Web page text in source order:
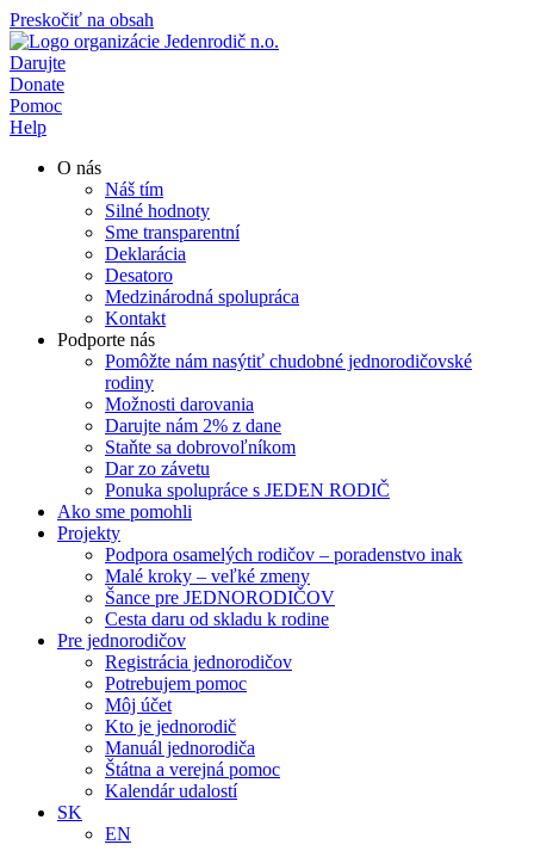
Preskočiť na obsah
Darujte
Donate
Pomoc
Help
O nás
Náš tím
Silné hodnoty
Sme transparentní
Deklarácia
Desatoro
Medzinárodná spolupráca
Kontakt
Podporte nás
Pomôžte nám nasýtiť chudobné jednorodičovské
rodiny
Možnosti darovania
Darujte nám 2% z dane
Staňte sa dobrovoľníkom
Dar zo závetu
Ponuka spolupráce s JEDEN RODIČ
Ako sme pomohli
Projekty
Podpora osamelých rodičov – poradenstvo inak
Malé kroky – veľké zmeny
Šance pre JEDNORODIČOV
Cesta daru od skladu k rodine
Pre jednorodičov
Registrácia jednorodičov
Potrebujem pomoc
Môj účet
Kto je jednorodič
Manuál jednorodiča
Štátna a verejná pomoc
Kalendár udalostí
SK
EN